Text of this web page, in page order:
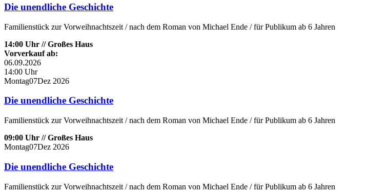
Die unendliche Geschichte
Familienstück zur Vorweihnachtszeit / nach dem Roman von Michael Ende / für Publikum ab 6 Jahren
14:00 Uhr // Großes Haus
Vorverkauf ab:
06.09.2026
14:00 Uhr
Montag07Dez 2026
Die unendliche Geschichte
Familienstück zur Vorweihnachtszeit / nach dem Roman von Michael Ende / für Publikum ab 6 Jahren
09:00 Uhr // Großes Haus
Montag07Dez 2026
Die unendliche Geschichte
Familienstück zur Vorweihnachtszeit / nach dem Roman von Michael Ende / für Publikum ab 6 Jahren